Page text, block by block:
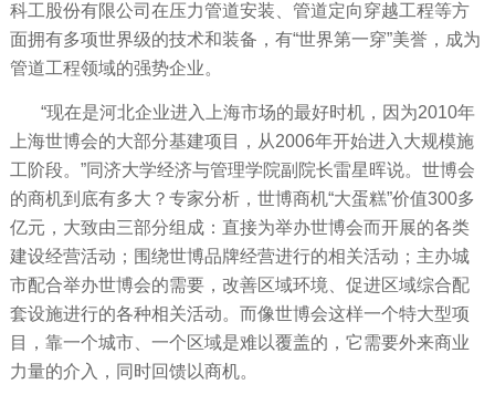
科工股份有限公司在压力管道安装、管道定向穿越工程等方
面拥有多项世界级的技术和装备，有“世界第一穿”美誉，成为
管道工程领域的强势企业。
“现在是河北企业进入上海市场的最好时机，因为2010年
上海世博会的大部分基建项目，从2006年开始进入大规模施
工阶段。”同济大学经济与管理学院副院长雷星晖说。世博会
的商机到底有多大？专家分析，世博商机“大蛋糕”价值300多
亿元，大致由三部分组成：直接为举办世博会而开展的各类
建设经营活动；围绕世博品牌经营进行的相关活动；主办城
市配合举办世博会的需要，改善区域环境、促进区域综合配
套设施进行的各种相关活动。而像世博会这样一个特大型项
目，靠一个城市、一个区域是难以覆盖的，它需要外来商业
力量的介入，同时回馈以商机。